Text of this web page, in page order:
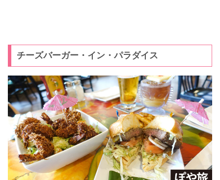
チーズバーガー・イン・パラダイス